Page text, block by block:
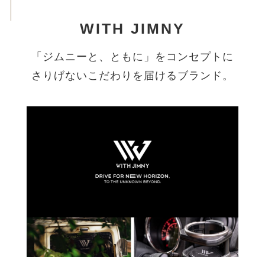
WITH JIMNY
「ジムニーと、ともに」をコンセプトに
さりげないこだわりを届けるブランド。